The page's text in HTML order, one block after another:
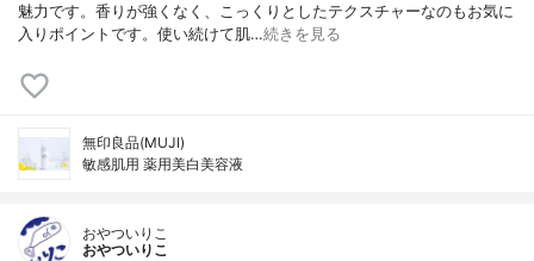
魅力です。香りが強くなく、こっくりとしたテクスチャーなのもお気に
入りポイントです。使い続けて肌…続きを見る
無印良品(MUJI)
敏感肌用 薬用美白美容液
おやついりこ
おやついりこ